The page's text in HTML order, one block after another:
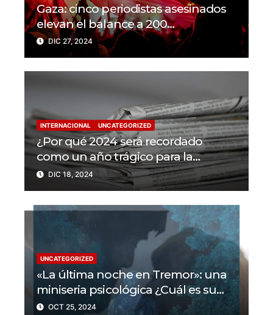
Gaza: cinco periodistas asesinados
elevan el balance a 200
trabajadores de la prensa muertos
en 2024
DIC 27, 2024
INTERNACIONAL UNCATEGORIZED
¿Por qué 2024 será recordado
como un año trágico para la
libertad de prensa? Un tercio de los
periodistas asesinados por Israel
DIC 18, 2024
UNCATEGORIZED
«La última noche en Tremor»: una
miniseria psicológica ¿Cuál es su
trama?
OCT 25, 2024